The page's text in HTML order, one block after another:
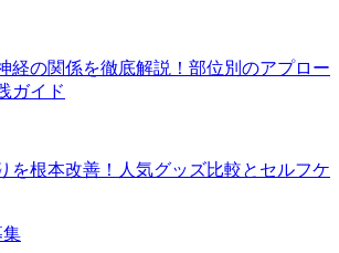
経の関係を徹底解説！部位別のアプロー
ガイド
を根本改善！人気グッズ比較とセルフケ